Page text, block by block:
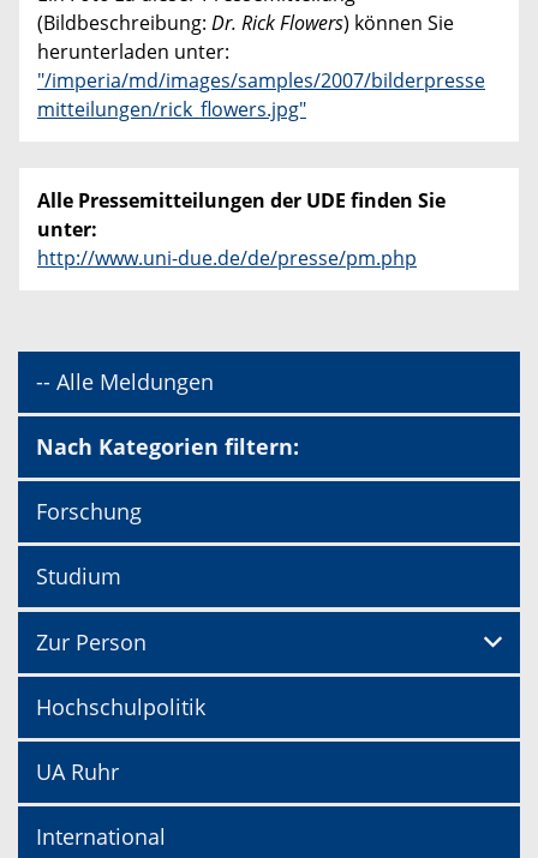
(Bildbeschreibung: Dr. Rick Flowers) können Sie
herunterladen unter:
"/imperia/md/images/samples/2007/bilderpresse
mitteilungen/rick_flowers.jpg"
Alle Pressemitteilungen der UDE finden Sie
unter:
http://www.uni-due.de/de/presse/pm.php
-- Alle Meldungen
Nach Kategorien filtern:
Forschung
Studium
Zur Person
Hochschulpolitik
UA Ruhr
International